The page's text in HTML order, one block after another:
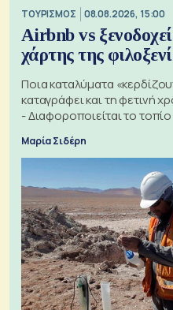
ΤΟΥΡΙΣΜΟΣ 08.08.2026, 15:00
Airbnb vs
χάρτης της
Ποια καταλύματα
καταγράφει και τη φετινή
- Διαφοροποιείται το
Μαρία Σιδέρη